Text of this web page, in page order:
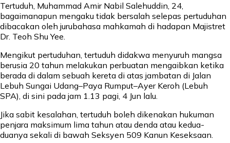
Tertuduh, Muhammad Amir Nabil Salehuddin, 24,
bagaimanapun mengaku tidak bersalah selepas pertuduhan
dibacakan oleh jurubahasa mahkamah di hadapan Majistret
Dr. Teoh Shu Yee.
Mengikut pertuduhan, tertuduh didakwa menyuruh mangsa
berusia 20 tahun melakukan perbuatan mengaibkan ketika
berada di dalam sebuah kereta di atas jambatan di Jalan
Lebuh Sungai Udang–Paya Rumput–Ayer Keroh (Lebuh
SPA), di sini pada jam 1.13 pagi, 4 Jun lalu.
Jika sabit kesalahan, tertuduh boleh dikenakan hukuman
penjara maksimum lima tahun atau denda atau kedua-
duanya sekali di bawah Seksyen 509 Kanun Keseksaan.